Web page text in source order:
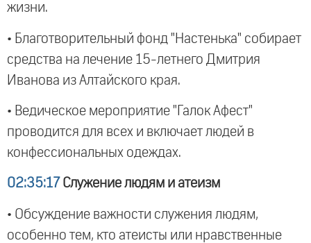
жизни.
• Благотворительный фонд "Настенька" собирает
средства на лечение 15-летнего Дмитрия
Иванова из Алтайского края.
• Ведическое мероприятие "Галок Афест"
проводится для всех и включает людей в
конфессиональных одеждах.
02:35:17 Служение людям и атеизм
• Обсуждение важности служения людям,
особенно тем, кто атеисты или нравственные